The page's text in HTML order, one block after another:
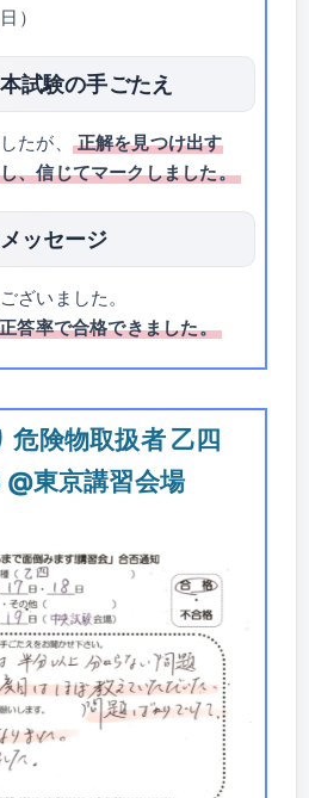
日）
試験の手ごたえ
たが、
正解を見つけ出す
、信じてマークしました。
ッセージ
ざいました。
答率で合格できました。
危険物取扱者 乙四
東京講習会場